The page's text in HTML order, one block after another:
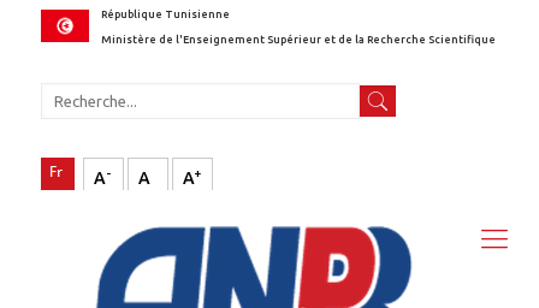
République Tunisienne
Ministère de l'Enseignement Supérieur et de la Recherche Scientifique
A- A A+